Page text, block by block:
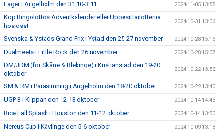
Läger i Ängelholm den 31.10-3.11 2024-11-05 13:55
Köp Bingolottos Adventkalender eller Uppesittarlotterna
hos oss!
2024-10-31 13:06
Svenska & Ystads Grand Prix i Ystad den 25-27 november 2024-10-28 15:15
Dualmeets i Little Rock den 26 november 2024-10-28 15:07
DM/JDM (för Skåne & Blekinge) i Kristianstad den 19-20
oktober
2024-10-22 13:52
SM & RM i Parasimning i Ängelholm den 18-20 oktober 2024-10-22 13:40
UGP 3 i Klippan den 12-13 oktober 2024-10-14 14:43
Rice Fall Splash i Houston den 11-12 oktober 2024-10-14 13:50
Nereus Cup i Kävlinge den 5-6 oktober 2024-10-09 13:18